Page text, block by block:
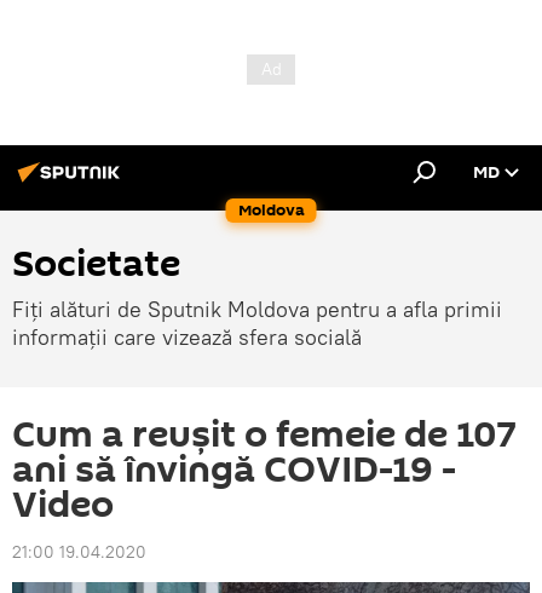
Moldova
MD
Societate
Fiți alături de Sputnik Moldova pentru a afla primii
informații care vizează sfera socială
Cum a reușit o femeie de 107
ani să învingă COVID-19 -
Video
21:00 19.04.2020